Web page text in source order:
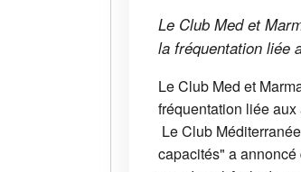
Le Club Med et
la fréquentation liée
Le Club Med et
fréquentation liée
Le Club
capacités" a